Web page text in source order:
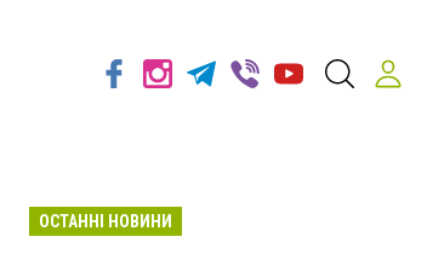
ОСТАННІ НОВИНИ